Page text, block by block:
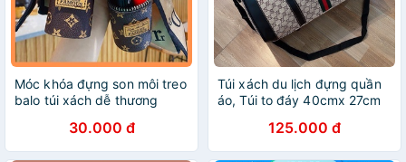
Móc khóa đựng son môi treo
balo túi xách dễ thương
30.000 đ
Túi xách du lịch đựng quần
áo, Túi to đáy 40cmx 27cm
125.000 đ